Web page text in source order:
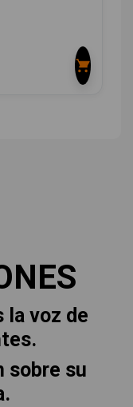
la voz de
sobre su